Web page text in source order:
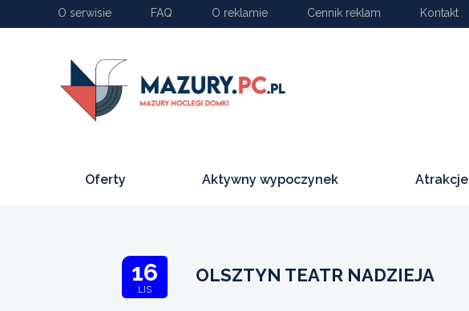
O serwisie FAQ O reklamie Cennik reklam Kontakt
Oferty Aktywny wypoczynek Atrakcje
16
LIS
OLSZTYN TEATR NADZIEJA